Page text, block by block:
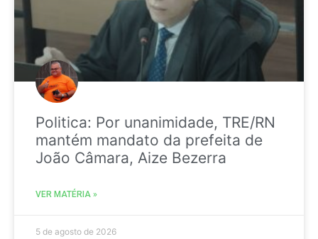
Politica: Por unanimidade, TRE/RN
mantém mandato da prefeita de
João Câmara, Aize Bezerra
VER MATÉRIA »
5 de agosto de 2026